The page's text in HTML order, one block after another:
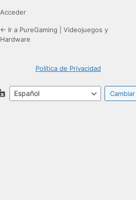
Acceder
← Ir a PureGaming | Videojuegos y
Hardware
Política de Privacidad
Idioma